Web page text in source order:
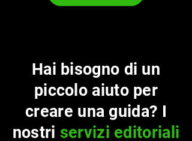
Hai bisogno di un
piccolo aiuto per
creare una guida? I
nostri servizi editoriali